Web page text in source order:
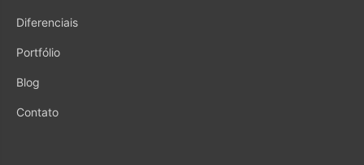
Diferenciais
Portfólio
Blog
Contato